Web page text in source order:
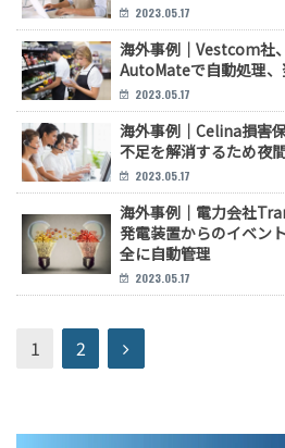
2023.05.17
海外事例｜Vestcom社
AutoMateで自動処理
2023.05.17
海外事例｜Celina損害
不足を解消するため夜
2023.05.17
海外事例｜電力会社
発電装置からのイベン
全に自動管理
2023.05.17
1 2